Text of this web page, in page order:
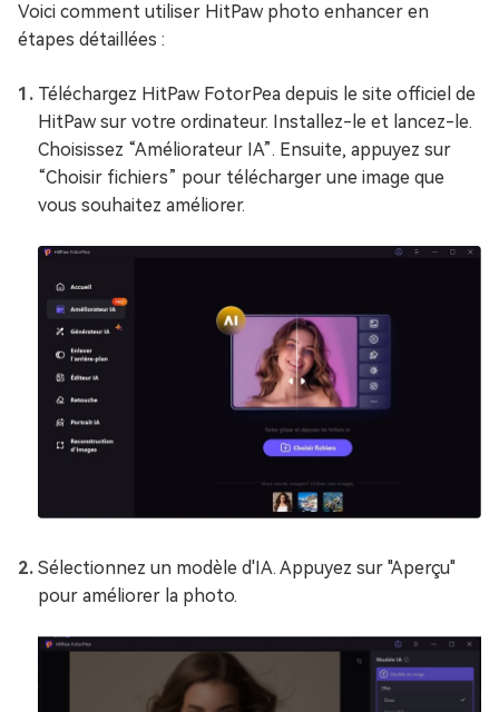
Voici comment utiliser HitPaw photo enhancer en
étapes détaillées :
Téléchargez HitPaw FotorPea depuis le site officiel de
HitPaw sur votre ordinateur. Installez-le et lancez-le.
Choisissez “Améliorateur IA”. Ensuite, appuyez sur
“Choisir fichiers” pour télécharger une image que
vous souhaitez améliorer.
Sélectionnez un modèle d'IA. Appuyez sur "Aperçu"
pour améliorer la photo.